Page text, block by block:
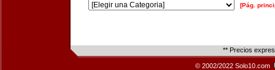
[Pág.
** Precios
© 2002/2022 Solo10.com